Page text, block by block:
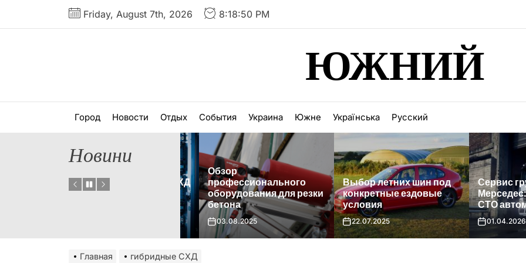
Friday, August 7th, 2026 8:18:51 PM
ЮЖНИЙ
Город Новости Отдых События Украина Южне Українська Русский
Новини
Что такое гибридная СХД
и когда ее стоит
Обзор
профессионального
оборудования для резки
бетона
03.08.2025
Выбор летних шин под
конкретные ездовые
условия
22.07.2025
Сервис
Мерседес:
СТО
01.04.2026
Главная гибридные СХД